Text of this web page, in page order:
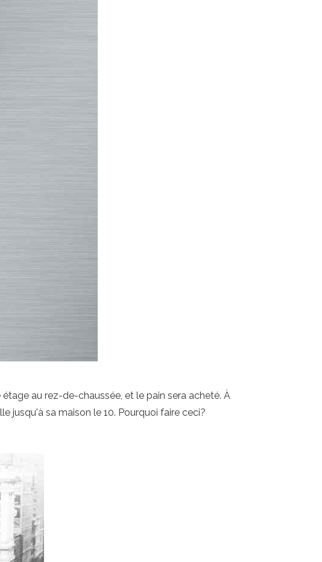
au rez-de-chaussée, et le pain sera acheté. À
jusqu'à sa maison le 10. Pourquoi faire ceci?